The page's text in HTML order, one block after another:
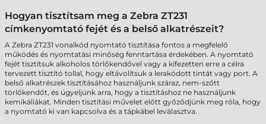
Hogyan tisztítsam meg a Zebra ZT231
címkenyomtató fejét és a belső alkatrészeit?
A Zebra ZT231 vonalkód nyomtató tisztítása fontos a megfelelő
működés és nyomtatási minőség fenntartása érdekében. A nyomtató
fejét tisztítsuk alkoholos törlőkendővel vagy a kifezetten erre a célra
tervezett tisztító tollal, hogy eltávolítsuk a lerakódott tintát vagy port. A
belső alkatrészek tisztításához használjunk száraz, nem-szőtt
törlőkendőt, és ügyeljünk arra, hogy a tisztításhoz ne használjunk
kemikáliákat. Minden tisztítási művelet előtt győződjünk meg róla, hogy
a nyomtató ki van kapcsolva és a tápkábel leválasztva.